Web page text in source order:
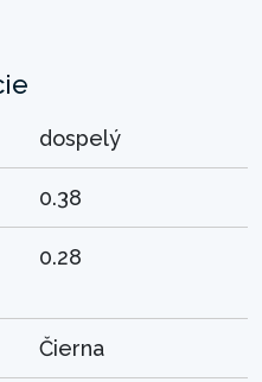
dospelý
0.38
0.28
Čierna